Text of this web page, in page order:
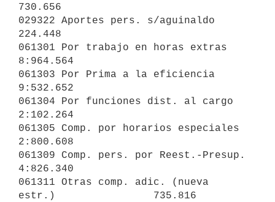
730.656
029322 Aportes pers. s/aguinaldo
224.448
061301 Por trabajo en horas extras
8:964.564
061303 Por Prima a la eficiencia
9:532.652
061304 Por funciones dist. al cargo
2:102.264
061305 Comp. por horarios especiales
2:800.608
061309 Comp. pers. por Reest.-Presup.
4:826.340
061311 Otras comp. adic. (nueva
estr.)                735.816